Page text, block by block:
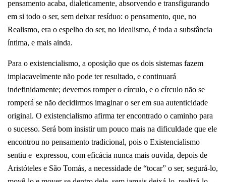
pensamento acaba, dialeticamente, absorvendo e transfigurando
em si todo o ser, sem deixar resíduo: o pensamento, que, no
Realismo, era o espelho do ser, no Idealismo, é toda a substância
íntima, e mais ainda.
Para o existencialismo, a oposição que os dois sistemas fazem
implacavelmente não pode ter resultado, e continuará
indefinidamente; devemos romper o círculo, e o círculo não se
romperá se não decidirmos imaginar o ser em sua autenticidade
original. O existencialismo afirma ter encontrado o caminho para
o sucesso. Será bom insistir um pouco mais na dificuldade que ele
encontrou no pensamento tradicional, pois o Existencialismo
sentiu e expressou, com eficácia nunca mais ouvida, depois de
Aristóteles e São Tomás, a necessidade de “tocar” o ser, segurá-lo,